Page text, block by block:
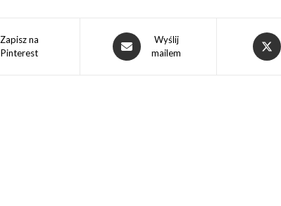
Zapisz na
Pinterest
Opens
in
Wyślij
mailem
Opens
in